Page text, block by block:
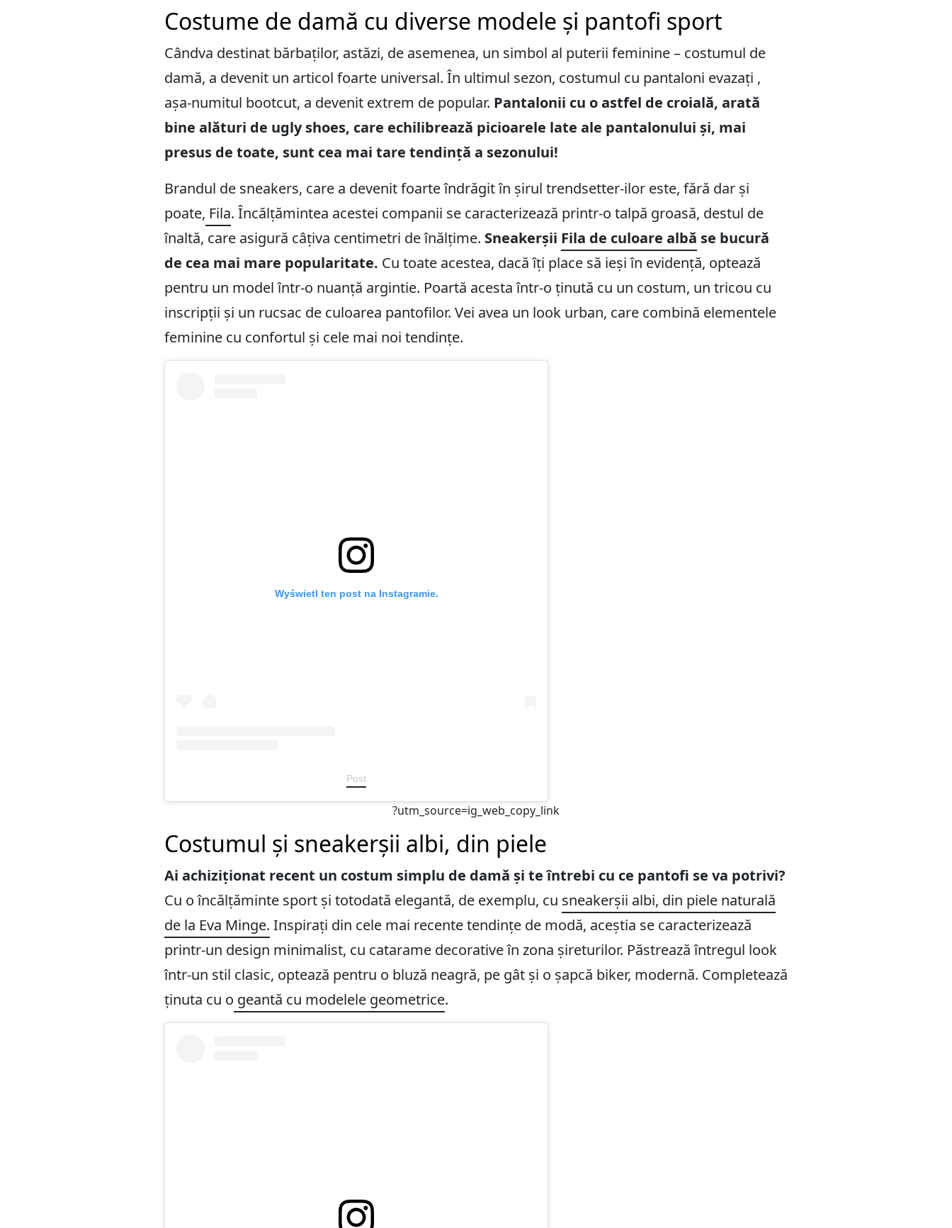
Costume de damă cu diverse modele și pantofi sport
Cândva destinat bărbaților, astăzi, de asemenea, un simbol al puterii feminine – costumul de
damă, a devenit un articol foarte universal. În ultimul sezon, costumul cu pantaloni evazați ,
așa-numitul bootcut, a devenit extrem de popular. Pantalonii cu o astfel de croială, arată
bine alături de ugly shoes, care echilibrează picioarele late ale pantalonului și, mai
presus de toate, sunt cea mai tare tendință a sezonului!
Brandul de sneakers, care a devenit foarte îndrăgit în șirul trendsetter-ilor este, fără dar și
poate, Fila. Încălțămintea acestei companii se caracterizează printr-o talpă groasă, destul de
înaltă, care asigură câțiva centimetri de înălțime. Sneakerșii Fila de culoare albă se bucură
de cea mai mare popularitate. Cu toate acestea, dacă îți place să ieși în evidență, optează
pentru un model într-o nuanță argintie. Poartă acesta într-o ținută cu un costum, un tricou cu
inscripții și un rucsac de culoarea pantofilor. Vei avea un look urban, care combină elementele
feminine cu confortul și cele mai noi tendințe.
Wyświetl ten post na Instagramie.
Post
?utm_source=ig_web_copy_link
Costumul și sneakerșii albi, din piele
Ai achiziționat recent un costum simplu de damă și te întrebi cu ce pantofi se va potrivi?
Cu o încălțăminte sport și totodată elegantă, de exemplu, cu sneakerșii albi, din piele naturală
de la Eva Minge. Inspirați din cele mai recente tendințe de modă, aceștia se caracterizează
printr-un design minimalist, cu catarame decorative în zona șireturilor. Păstrează întregul look
într-un stil clasic, optează pentru o bluză neagră, pe gât și o șapcă biker, modernă. Completează
ținuta cu o geantă cu modelele geometrice.